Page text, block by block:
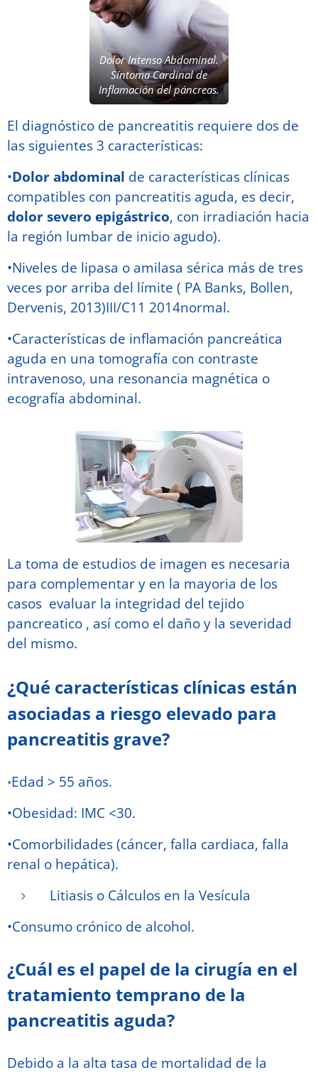
Dolor Intenso Abdominal.
Síntoma Cardinal de
Inflamación del páncreas.
El diagnóstico de pancreatitis requiere dos de
las siguientes 3 características:
•Dolor abdominal de características clínicas
compatibles con pancreatitis aguda, es decir,
dolor severo epigástrico, con irradiación hacia
la región lumbar de inicio agudo).
•Niveles de lipasa o amilasa sérica más de tres
veces por arriba del límite ( PA Banks, Bollen,
Dervenis, 2013)III/C11 2014normal.
•Características de inflamación pancreática
aguda en una tomografía con contraste
intravenoso, una resonancia magnética o
ecografía abdominal.
La toma de estudios de imagen es necesaria
para complementar y en la mayoria de los
casos evaluar la integridad del tejido
pancreatico , así como el daño y la severidad
del mismo.
¿Qué características clínicas están
asociadas a riesgo elevado para
pancreatitis grave?
•Edad > 55 años.
•Obesidad: IMC <30.
•Comorbilidades (cáncer, falla cardiaca, falla
renal o hepática).
Litiasis o Cálculos en la Vesícula
•Consumo crónico de alcohol.
¿Cuál es el papel de la cirugía en el
tratamiento temprano de la
pancreatitis aguda?
Debido a la alta tasa de mortalidad de la